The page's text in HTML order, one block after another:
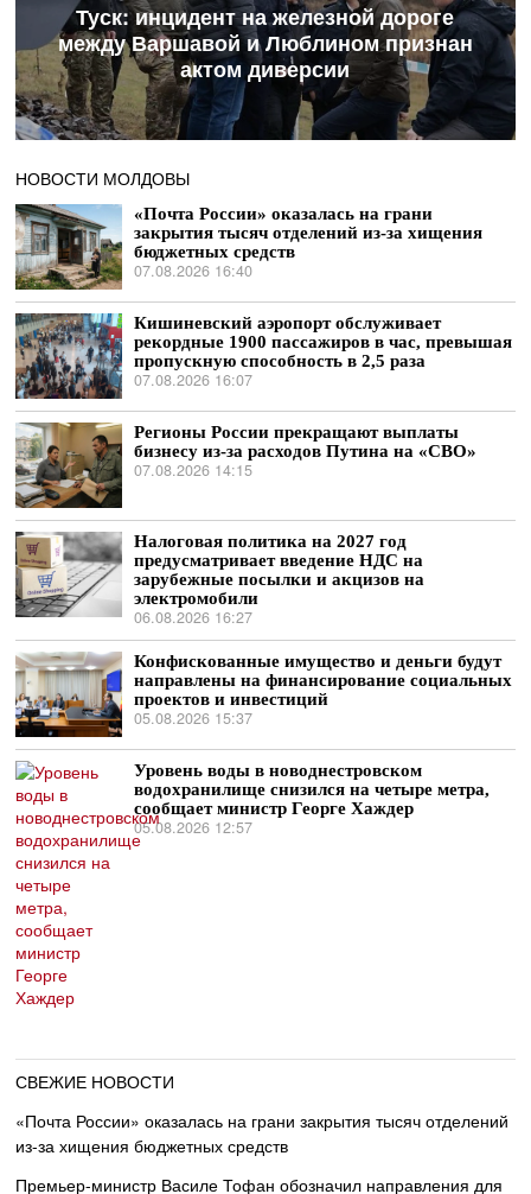
Туск: инцидент на железной дороге
между Варшавой и Люблином признан
актом диверсии
НОВОСТИ МОЛДОВЫ
«Почта России» оказалась на грани
закрытия тысяч отделений из-за хищения
бюджетных средств
07.08.2026 16:40
Кишиневский аэропорт обслуживает
рекордные 1900 пассажиров в час, превышая
пропускную способность в 2,5 раза
07.08.2026 16:07
Регионы России прекращают выплаты
бизнесу из-за расходов Путина на «СВО»
07.08.2026 14:15
Налоговая политика на 2027 год
предусматривает введение НДС на
зарубежные посылки и акцизов на
электромобили
06.08.2026 16:27
Конфискованные имущество и деньги будут
направлены на финансирование социальных
проектов и инвестиций
05.08.2026 15:37
Уровень воды в новоднестровском
водохранилище снизился на четыре метра,
сообщает министр Георге Хаждер
05.08.2026 12:57
СВЕЖИЕ НОВОСТИ
«Почта России» оказалась на грани закрытия тысяч отделений
из-за хищения бюджетных средств
Премьер-министр Василе Тофан обозначил направления для